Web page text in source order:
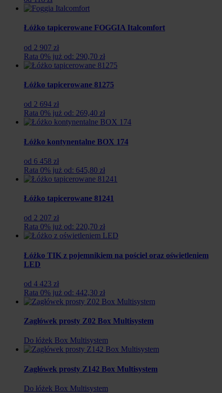
Łóżko tapicerowane FOGGIA Italcomfort
od 2 907 zł
Rata 0% już od: 290,70 zł
Łóżko tapicerowane 81275
od 2 694 zł
Rata 0% już od: 269,40 zł
Łóżko kontynentalne BOX 174
od 6 458 zł
Rata 0% już od: 645,80 zł
Łóżko tapicerowane 81241
od 2 207 zł
Rata 0% już od: 220,70 zł
Łóżko TIK z pojemnikiem na pościel oraz oświetleniem
LED
od 4 423 zł
Rata 0% już od: 442,30 zł
Zagłówek prosty Z02 Box Multisystem
Do łóżek Box Multisystem
Zagłówek prosty Z142 Box Multisystem
Do łóżek Box Multisystem